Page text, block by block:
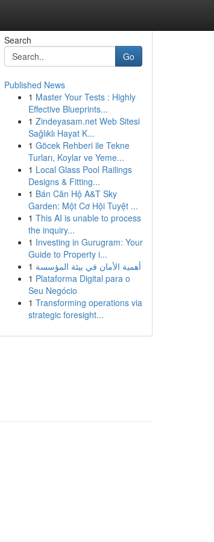
Search
Go
Published News
1 Master Your Tests : Highly
Effective Blueprints...
1 Zindeyasam.net Web Sitesi
Sağlıklı Hayat K...
1 Göcek Rehberi ile Tekne
Turları, Koylar ve Yeme...
1 Local Glass Pool Railings
Designs & Fitting...
1 Bán Căn Hộ A&T Sky
Garden: Một Cơ Hội Tuyệt ...
1 This AI is unable to process
the inquiry...
1 Investing in Gurugram: Your
Guide to Property i...
1 أهمية الأمان في بيئة المؤسسة
1 Plataforma Digital para o
Seu Negócio
1 Transforming operations via
strategic foresight...